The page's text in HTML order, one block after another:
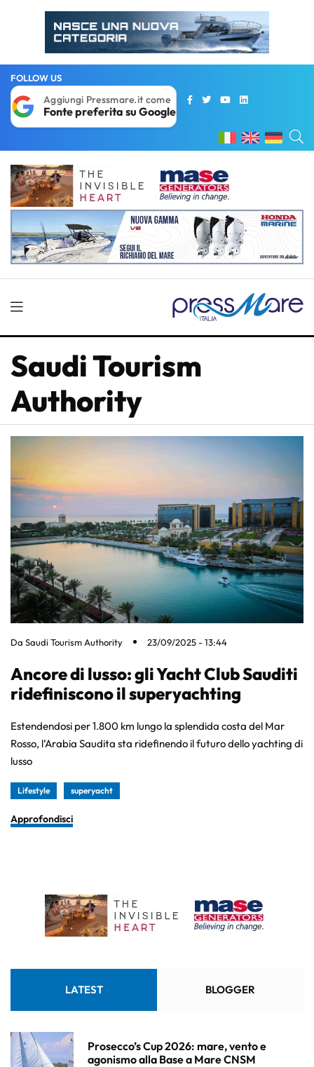
FOLLOW US
Aggiungi Pressmare.it come
Fonte preferita su Google
Saudi Tourism
Authority
Da Saudi Tourism Authority 23/09/2025 - 13:44
Ancore di lusso: gli Yacht Club Sauditi
ridefiniscono il superyachting
Estendendosi per 1.800 km lungo la splendida costa del Mar
Rosso, l’Arabia Saudita sta ridefinendo il futuro dello yachting di
lusso
Lifestyle superyacht
Approfondisci
LATEST BLOGGER
Prosecco’s Cup 2026: mare, vento e
agonismo alla Base a Mare CNSM